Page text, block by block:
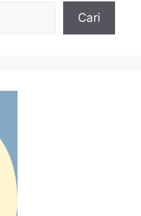
Cari